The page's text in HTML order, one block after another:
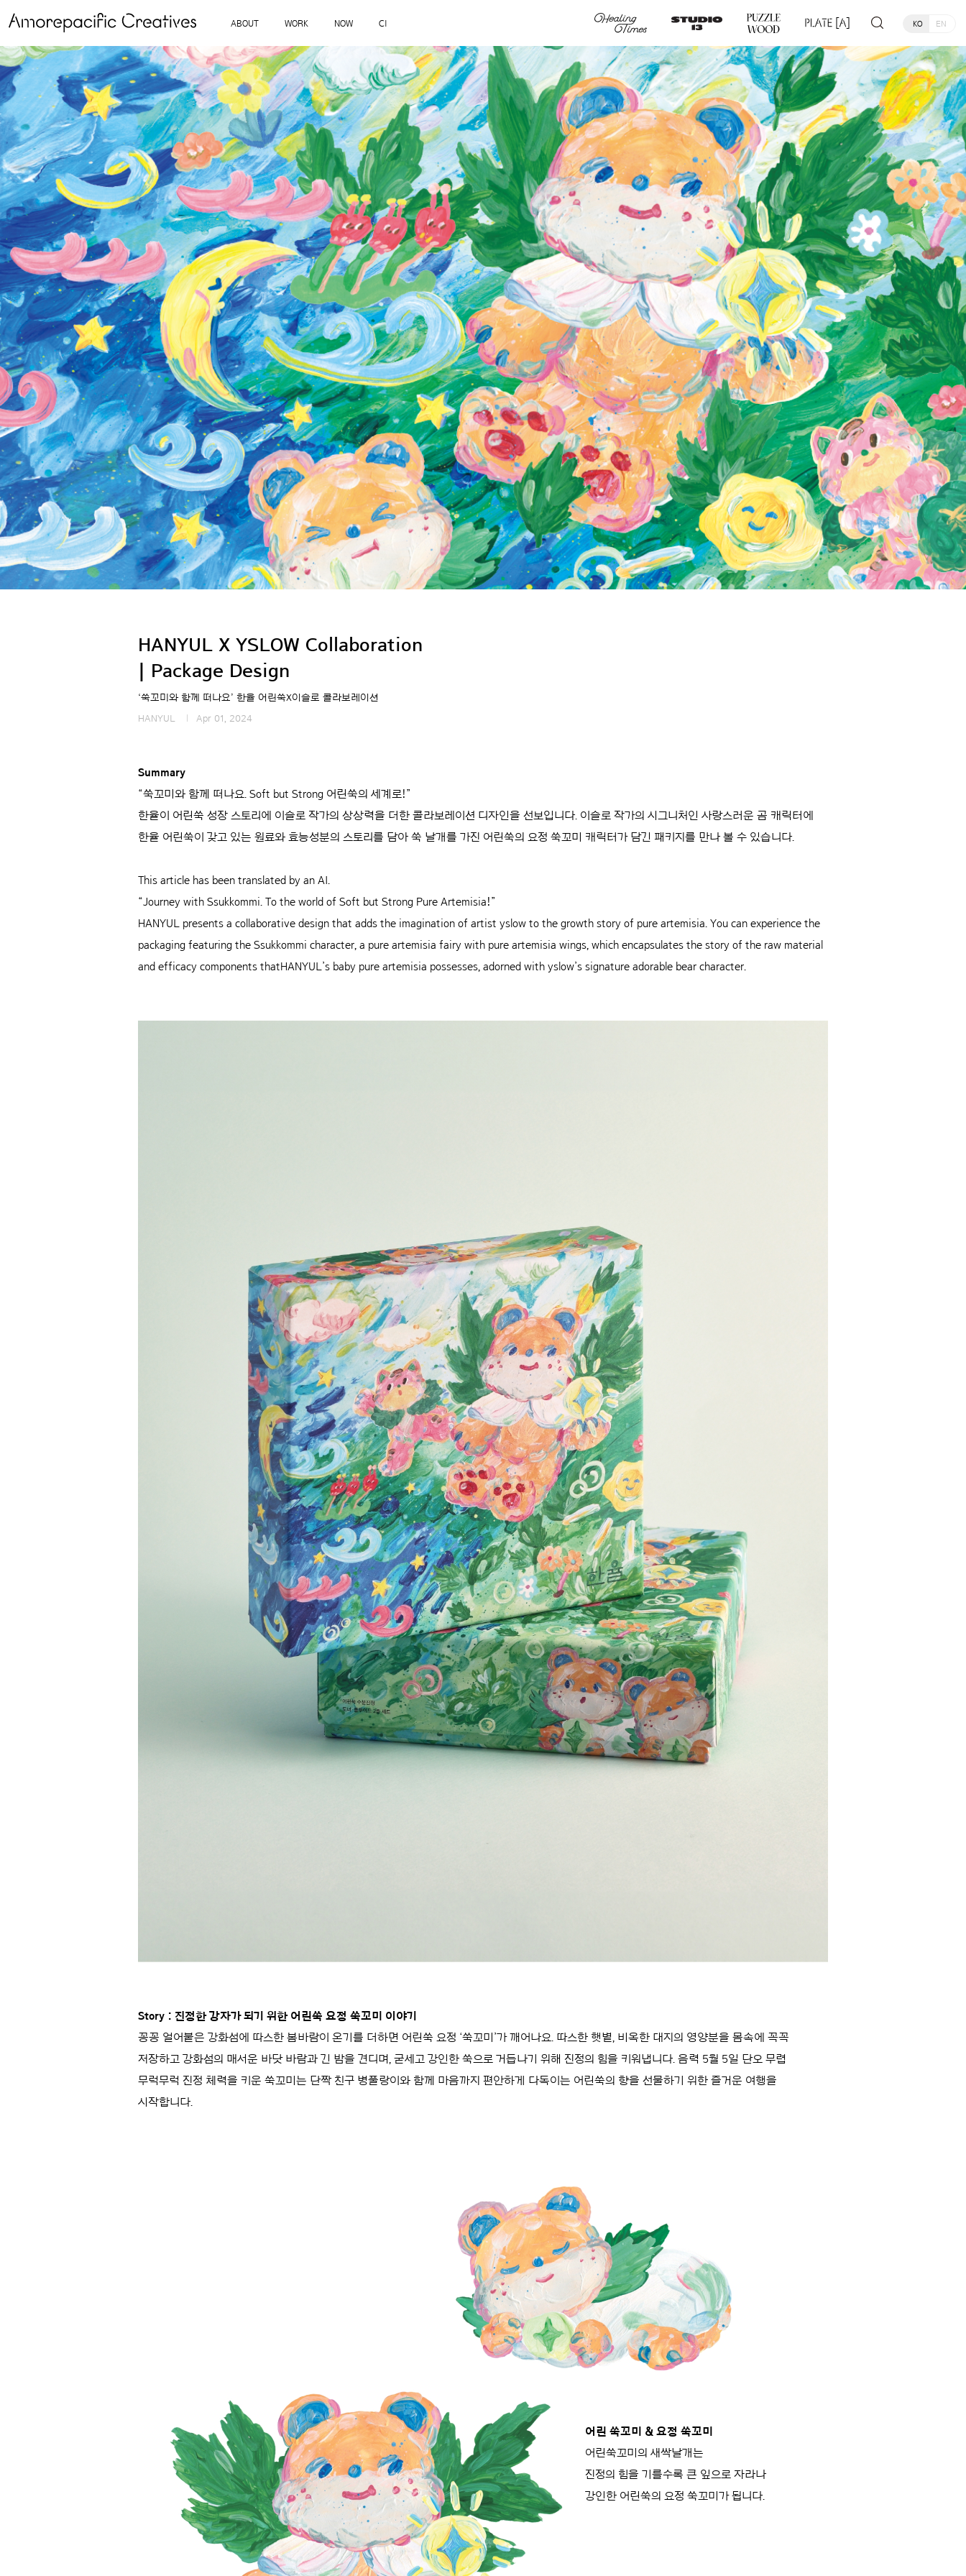
ABOUT WORK NOW CI KO EN
HANYUL X YSLOW Collaboration
| Package Design
‘쑥꼬미와 함께 떠나요’ 한율 어린쑥X이슬로 콜라보레이션
HANYUL Apr 01, 2024
Summary
“쑥꼬미와 함께 떠나요. Soft but Strong 어린쑥의 세계로!”
한율이 어린쑥 성장 스토리에 이슬로 작가의 상상력을 더한 콜라보레이션 디자인을 선보입니다. 이슬로 작가의 시그니처인 사랑스러운 곰 캐릭터에
한율 어린쑥이 갖고 있는 원료와 효능성분의 스토리를 담아 쑥 날개를 가진 어린쑥의 요정 쑥꼬미 캐릭터가 담긴 패키지를 만나 볼 수 있습니다.
This article has been translated by an AI.
“Journey with Ssukkommi. To the world of Soft but Strong Pure Artemisia!”
HANYUL presents a collaborative design that adds the imagination of artist yslow to the growth story of pure artemisia. You can experience the
packaging featuring the Ssukkommi character, a pure artemisia fairy with pure artemisia wings, which encapsulates the story of the raw material
and efficacy components thatHANYUL’s baby pure artemisia possesses, adorned with yslow’s signature adorable bear character.
Story : 진정한 강자가 되기 위한 어린쑥 요정 쑥꼬미 이야기
꽁꽁 얼어붙은 강화섬에 따스한 봄바람이 온기를 더하면 어린쑥 요정 ‘쑥꼬미’가 깨어나요. 따스한 햇볕, 비옥한 대지의 영양분을 몸속에 꼭꼭
저장하고 강화섬의 매서운 바닷 바람과 긴 밤을 견디며, 굳세고 강인한 쑥으로 거듭나기 위해 진정의 힘을 키워냅니다. 음력 5월 5일 단오 무렵
무럭무럭 진정 체력을 키운 쑥꼬미는 단짝 친구 병풀랑이와 함께 마음까지 편안하게 다독이는 어린쑥의 향을 선물하기 위한 즐거운 여행을
시작합니다.
어린 쑥꼬미 & 요정 쑥꼬미
어린쑥꼬미의 새싹날개는
진정의 힘을 기를수록 큰 잎으로 자라나
강인한어린쑥의 요정 쑥꼬미가 됩니다.